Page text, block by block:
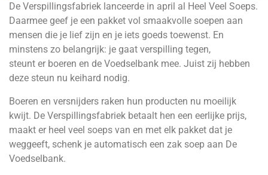
De Verspillingsfabriek lanceerde in april al Heel Veel Soeps.
Daarmee geef je een pakket vol smaakvolle soepen aan
mensen die je lief zijn en je iets goeds toewenst. En
minstens zo belangrijk: je gaat verspilling tegen,
steunt er boeren en de Voedselbank mee. Juist zij hebben
deze steun nu keihard nodig.
Boeren en versnijders raken hun producten nu moeilijk
kwijt. De Verspillingsfabriek betaalt hen een eerlijke prijs,
maakt er heel veel soeps van en met elk pakket dat je
weggeeft, schenk je automatisch een zak soep aan De
Voedselbank.